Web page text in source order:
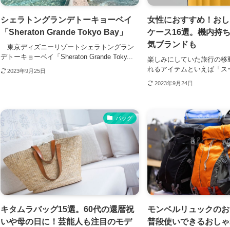
シェラトングランデトーキョーベイ
「Sheraton Grande Tokyo Bay」
東京ディズニーリゾートシェラトングラン
デトーキョーベイ「Sheraton Grande Toky...
2023年9月25日
女性におすすめ！お
ケース16選。機内持
気ブランドも
楽しみにしていた旅行の移
れるアイテムといえば「ス
2023年9月24日
バッグ
キタムラバッグ15選。60代の還暦祝
いや母の日に！芸能人も注目のモデ
モンベルリュックのお
普段使いできるおし